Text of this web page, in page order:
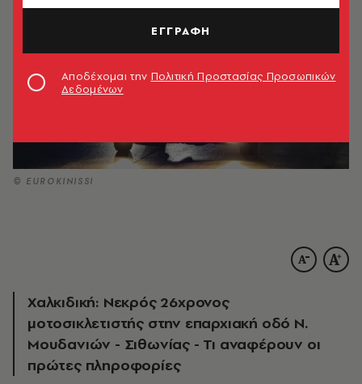
© EUROKINISSI
Χαλκιδική: Νεκρός 26χρονος
μοτοσικλετιστής στην επαρχιακή οδό Ν.
Μουδανιών - Σιθωνίας - Τι αναφέρουν οι
πρώτες πληροφορίες
ΕΓΓΡΑΦΗ
Αποδέχομαι την Πολιτική Προστασίας Προσωπικών
Δεδομένων